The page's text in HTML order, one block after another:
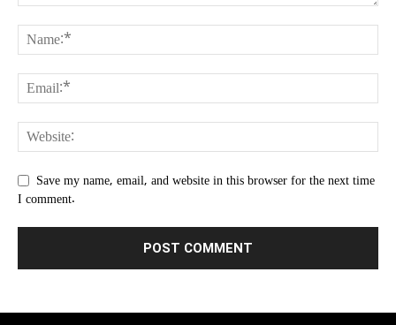
Save my name, email, and website in this browser for the next time
I comment.